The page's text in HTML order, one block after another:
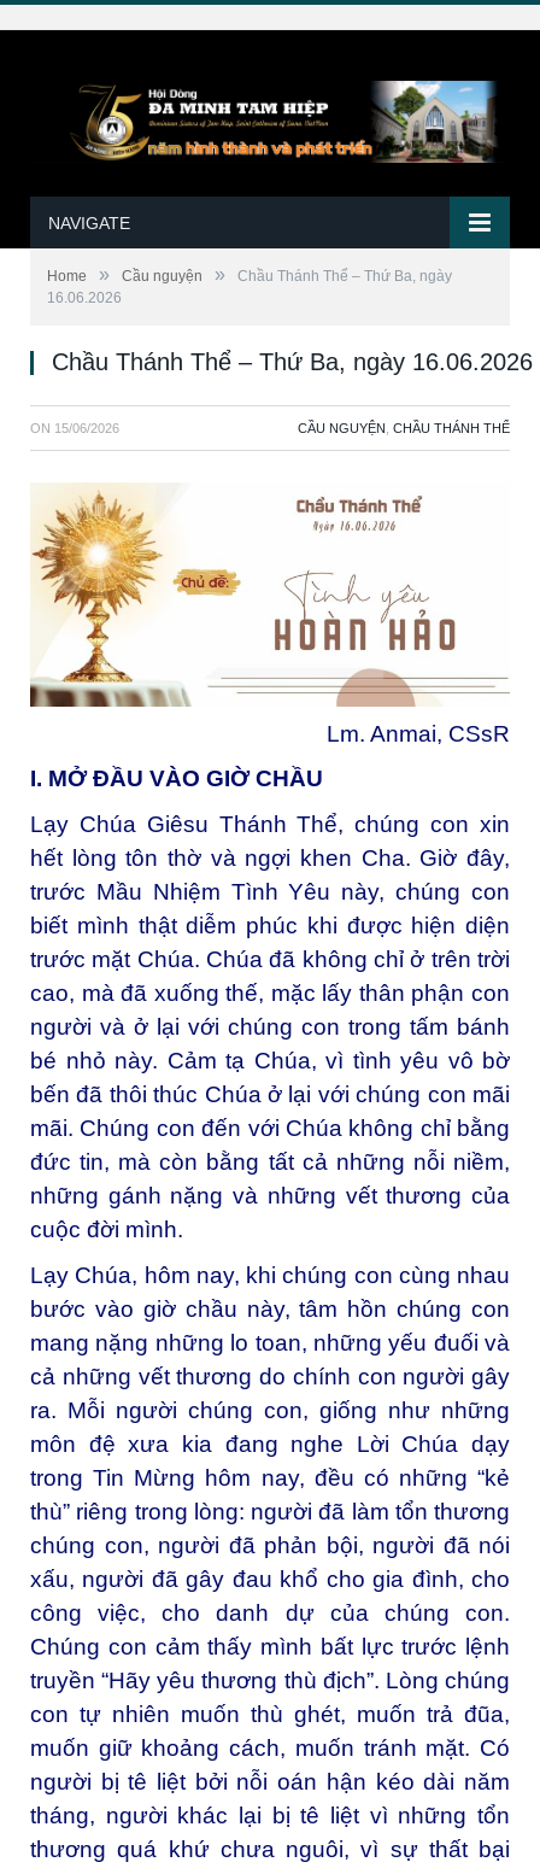
NAVIGATE
Home » Cầu nguyện »
Chầu Thánh Thể – Thứ Ba, ngày
16.06.2026
Chầu Thánh Thể – Thứ Ba, ngày 16.06.2026
ON 15/06/2026 CẦU NGUYỆN CHẦU THÁNH THỂ
Lm. Anmai, CSsR
I. MỞ ĐẦU VÀO GIỜ CHẦU
Lạy Chúa Giêsu Thánh Thể, chúng con xin
hết lòng tôn thờ và ngợi khen Cha. Giờ đây,
trước Mầu Nhiệm Tình Yêu này, chúng con
biết mình thật diễm phúc khi được hiện diện
trước mặt Chúa. Chúa đã không chỉ ở trên trời
cao, mà đã xuống thế, mặc lấy thân phận con
người và ở lại với chúng con trong tấm bánh
bé nhỏ này. Cảm tạ Chúa, vì tình yêu vô bờ
bến đã thôi thúc Chúa ở lại với chúng con mãi
mãi. Chúng con đến với Chúa không chỉ bằng
đức tin, mà còn bằng tất cả những nỗi niềm,
những gánh nặng và những vết thương của
cuộc đời mình.
Lạy Chúa, hôm nay, khi chúng con cùng nhau
bước vào giờ chầu này, tâm hồn chúng con
mang nặng những lo toan, những yếu đuối và
cả những vết thương do chính con người gây
ra. Mỗi người chúng con, giống như những
môn đệ xưa kia đang nghe Lời Chúa dạy
trong Tin Mừng hôm nay, đều có những “kẻ
thù” riêng trong lòng: người đã làm tổn thương
chúng con, người đã phản bội, người đã nói
xấu, người đã gây đau khổ cho gia đình, cho
công việc, cho danh dự của chúng con.
Chúng con cảm thấy mình bất lực trước lệnh
truyền “Hãy yêu thương thù địch”. Lòng chúng
con tự nhiên muốn thù ghét, muốn trả đũa,
muốn giữ khoảng cách, muốn tránh mặt. Có
người bị tê liệt bởi nỗi oán hận kéo dài năm
tháng, người khác lại bị tê liệt vì những tổn
thương quá khứ chưa nguôi, vì sự thất bại